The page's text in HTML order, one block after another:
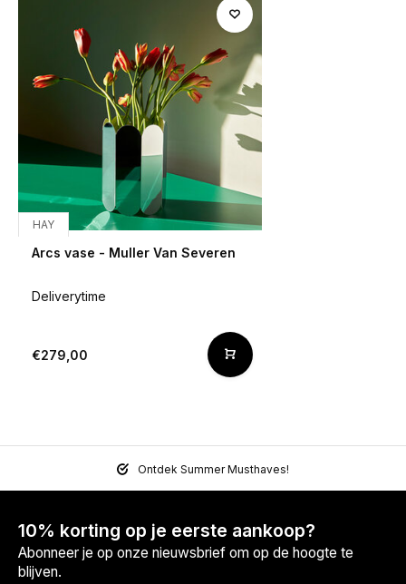
HAY
Arcs vase - Muller Van Severen
Deliverytime
€279,00
Ontdek Summer Musthaves!
10% korting op je eerste aankoop?
Abonneer je op onze nieuwsbrief om op de hoogte te
blijven.